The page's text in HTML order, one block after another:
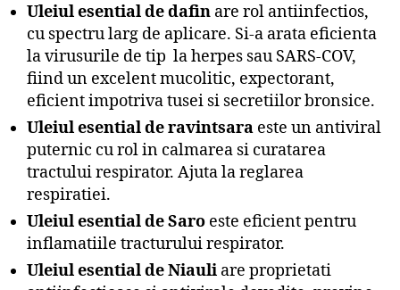
Uleiul esential de dafin are rol antiinfectios,
cu spectru larg de aplicare. Si-a arata eficienta
la virusurile de tip la herpes sau SARS-COV,
fiind un excelent mucolitic, expectorant,
eficient impotriva tusei si secretiilor bronsice.
Uleiul esential de ravintsara este un antiviral
puternic cu rol in calmarea si curatarea
tractului respirator. Ajuta la reglarea
respiratiei.
Uleiul esential de Saro este eficient pentru
inflamatiile tracturului respirator.
Uleiul esential de Niauli are proprietati